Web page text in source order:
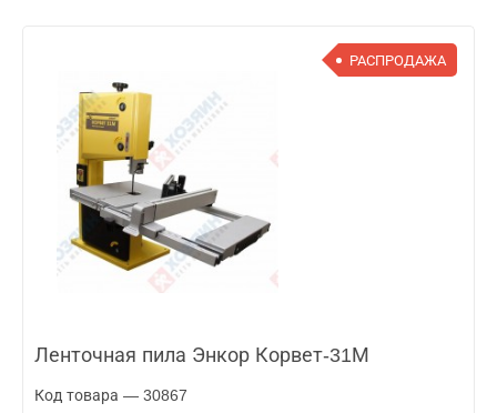
РАСПРОДАЖА
Ленточная пила Энкор Корвет-31М
Код товара — 30867